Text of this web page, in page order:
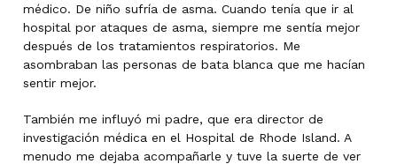
médico. De niño sufría de asma. Cuando tenía que ir al
hospital por ataques de asma, siempre me sentía mejor
después de los tratamientos respiratorios. Me
asombraban las personas de bata blanca que me hacían
sentir mejor.
También me influyó mi padre, que era director de
investigación médica en el Hospital de Rhode Island. A
menudo me dejaba acompañarle y tuve la suerte de ver